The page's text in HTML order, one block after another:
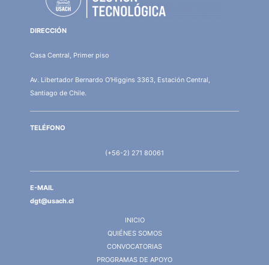
DIRECCIÓN
Casa Central, Primer piso
Av. Libertador Bernardo O'Higgins 3363, Estación Central,
Santiago de Chile.
TELÉFONO
(+56-2) 271 80061
E-MAIL
dgt@usach.cl
INICIO
QUIÉNES SOMOS
CONVOCATORIAS
PROGRAMAS DE APOYO